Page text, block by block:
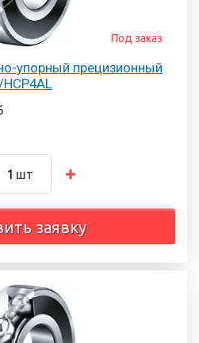
упорный прецизионный
Под заказ
шт
заявку